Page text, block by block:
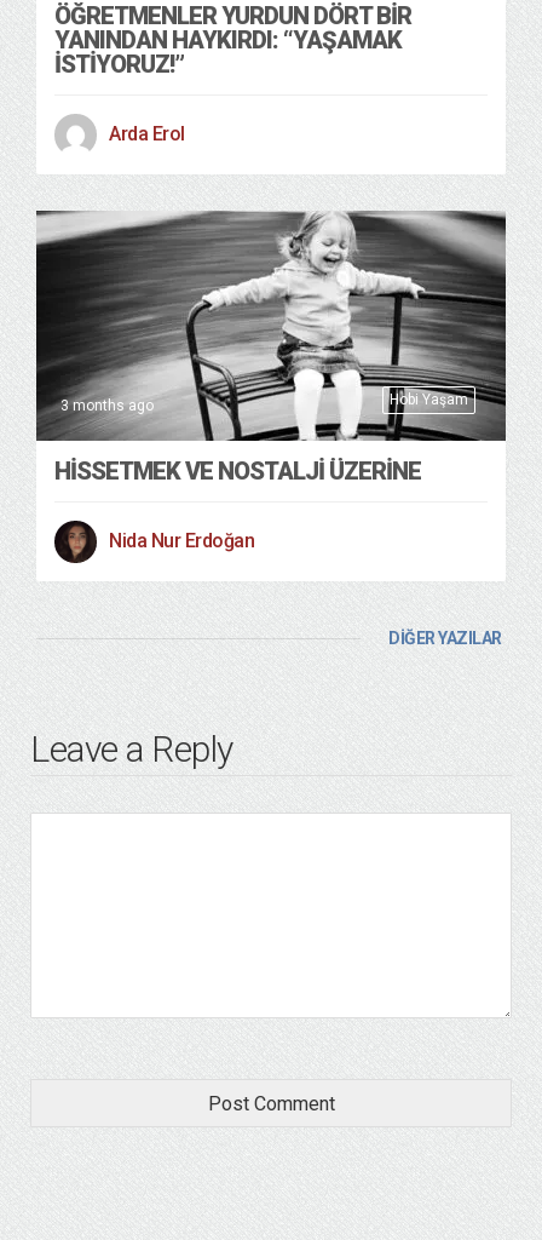
ÖĞRETMENLER YURDUN DÖRT BIR
YANINDAN HAYKIRDI: “YAŞAMAK
İSTIYORUZ!”
Arda Erol
Hobi Yaşam
3 months ago
HISSETMEK VE NOSTALJI ÜZERINE
Nida Nur Erdoğan
DİĞER YAZILAR
Leave a Reply